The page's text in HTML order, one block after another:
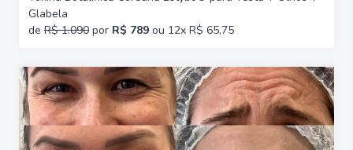
Glabela
de R$ 1.090 por R$ 789 ou 12x R$ 65,75